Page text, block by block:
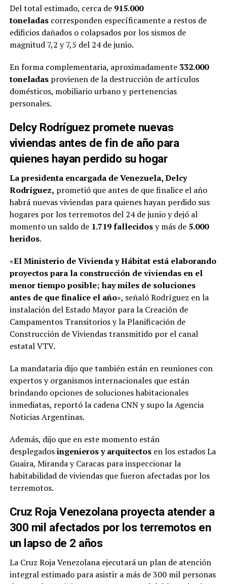
Del total estimado, cerca de 915.000
toneladascorresponden específicamente a restos de
edificios dañados o colapsados por los sismos de
magnitud 7,2 y 7,5 del 24 de junio.
En forma complementaria, aproximadamente 332.000
toneladasprovienen de la destrucción de artículos
domésticos, mobiliario urbano y pertenencias
personales.
Delcy Rodríguez promete nuevas
viviendas antes de fin de año para
quienes hayan perdido su hogar
La presidenta encargada de Venezuela, Delcy
Rodríguez, prometió que antes de que finalice el año
habrá nuevas viviendas para quienes hayan perdido sus
hogares por los terremotos del 24 de junio y dejó al
momento un saldo de 1.719 fallecidosy más de 5.000
heridos.
«El Ministerio de Vivienda y Hábitat está elaborando
proyectos para la construcción de viviendas en el
menor tiempo posible; hay miles de soluciones
antes de que finalice el año», señaló Rodríguez en la
instalación del Estado Mayor para la Creación de
Campamentos Transitorios y la Planificación de
Construcción de Viviendas transmitido por el canal
estatal VTV.
La mandataria dijo que también están en reuniones con
expertos y organismos internacionales que están
brindando opciones de soluciones habitacionales
inmediatas, reportó la cadena CNN y supo la Agencia
Noticias Argentinas.
Además, dijo que en este momento están
desplegadosingenieros y arquitectosen los estados La
Guaira, Miranda y Caracas para inspeccionar la
habitabilidad de viviendas que fueron afectadas por los
terremotos.
Cruz Roja Venezolana proyecta atender a
300 mil afectados por los terremotos en
un lapso de 2 años
La Cruz Roja Venezolana ejecutará un plan de atención
integral estimado para asistir a más de 300 mil personas